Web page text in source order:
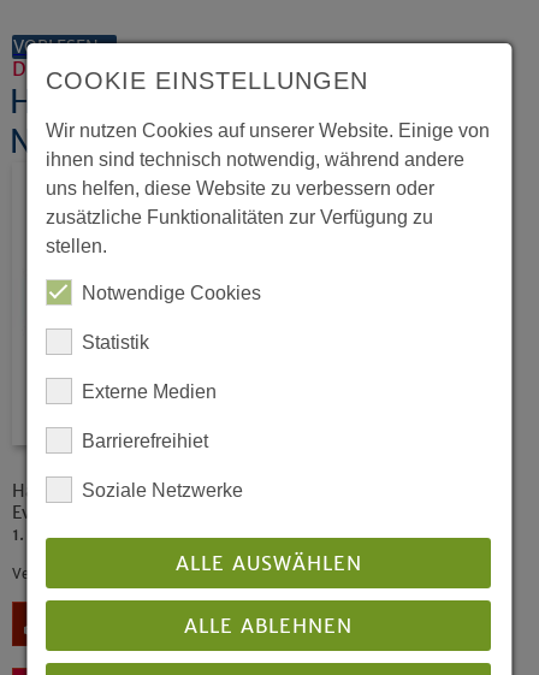
VORLESEN
Dokumente und Downloads
Haushaltsbuch 2024 - 1.
Nachtragshaushalt
Haushaltsbuch (ehem. Haushaltsplan) 2024 der
Evangelischen Kirche von Westfalen
1. Nachtragshaushalt
Veröffentlicht: 06/2024
COOKIE EINSTELLUNGEN
Wir nutzen Cookies auf unserer Website. Einige von
ihnen sind technisch notwendig, während andere
uns helfen, diese Website zu verbessern oder
zusätzliche Funktionalitäten zur Verfügung zu
stellen.
Notwendige Cookies
Statistik
Externe Medien
Barrierefreihiet
Soziale Netzwerke
ALLE AUSWÄHLEN
ALLE ABLEHNEN